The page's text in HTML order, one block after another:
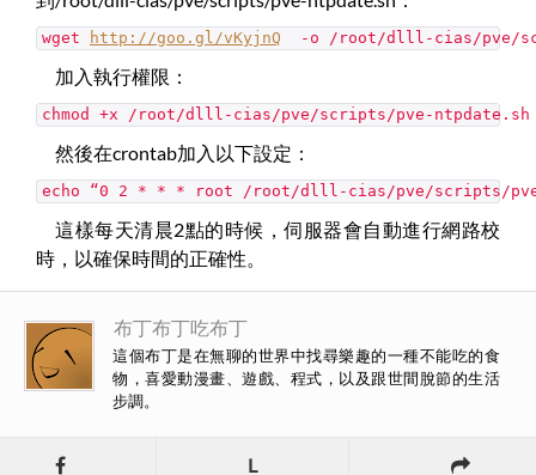
wget http://goo.gl/vKyjnQ -o /root/dlll-cias/pve/
加入執行權限：
chmod +x /root/dlll-cias/pve/scripts/pve-ntpdate.sh
然後在crontab加入以下設定：
echo “0 2 * * * root /root/dlll-cias/pve/scripts/
這樣每天清晨2點的時候，伺服器會自動進行網路校
時，以確保時間的正確性。
布丁布丁吃布丁
這個布丁是在無聊的世界中找尋樂趣的一種不能吃的食
物，喜愛動漫畫、遊戲、程式，以及跟世間脫節的生活
步調。
L